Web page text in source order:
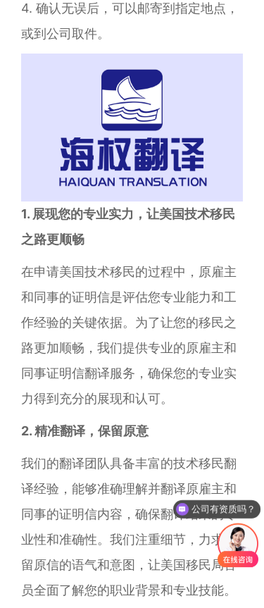
4. 确认无误后，可以邮寄到指定地点，
或到公司取件。
1. 展现您的专业实力，让美国技术移民
之路更顺畅
在申请美国技术移民的过程中，原雇主
和同事的证明信是评估您专业能力和工
作经验的关键依据。为了让您的移民之
路更加顺畅，我们提供专业的原雇主和
同事证明信翻译服务，确保您的专业实
力得到充分的展现和认可。
2. 精准翻译，保留原意
我们的翻译团队具备丰富的技术移民翻
译经验，能够准确理解并翻译原雇主和
同事的证明信内容，确保翻译结果的专
业性和准确性。我们注重细节，力求保
留原信的语气和意图，让美国移民局官
员全面了解您的职业背景和专业技能。
公司有资质吗？